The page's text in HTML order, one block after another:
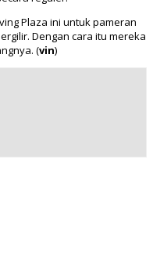
Plaza ini untuk pameran
Dengan cara itu mereka
(vin)